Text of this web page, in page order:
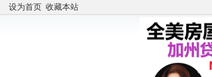
设为首页 收藏本站